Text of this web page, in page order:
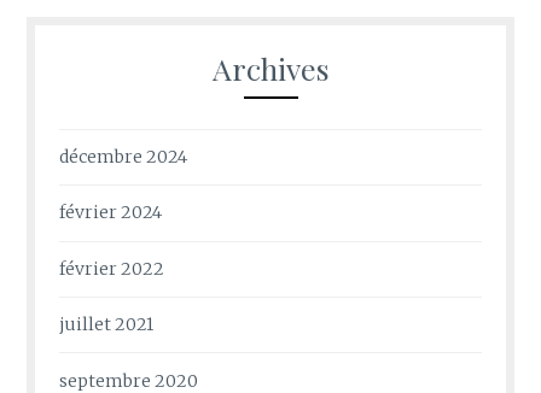
Archives
décembre 2024
février 2024
février 2022
juillet 2021
septembre 2020